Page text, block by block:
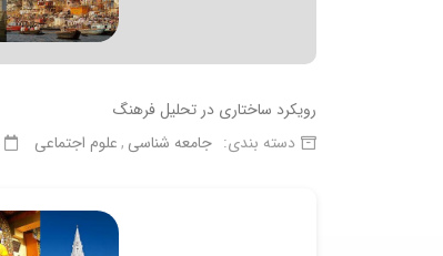
رویکرد ساختاری در تحلیل فرهنگ
دسته بندی: جامعه شناسی علوم اجتماعی